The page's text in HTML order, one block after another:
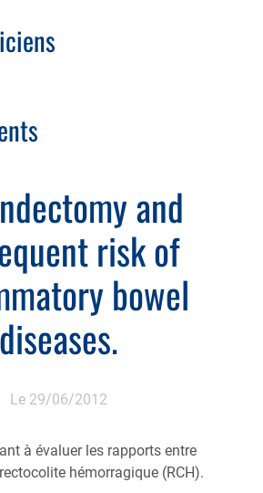
and
risk of
bowel
diseases.
Le 29/06/2012
à évaluer les rapports entre
hémorragique (RCH).
lien avec les syndicats